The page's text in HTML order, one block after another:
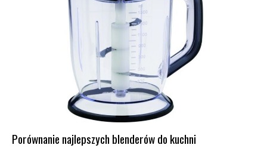
Porównanie najlepszych blenderów do kuchni